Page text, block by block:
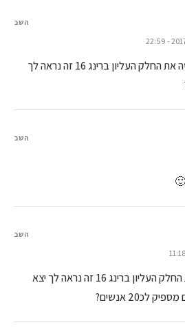
אם אני אעשה את החלק העליון ברינג 16 זה נראה לך
השב
השב
אם אני אעשה את החלק העליון ברינג 16 זה נראה לך יצא
לכ20 אנשים?
השב